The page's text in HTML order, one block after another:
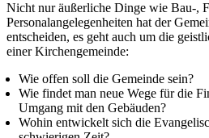
Nicht nur äußerliche Dinge wie Bau-,
Personalangelegenheiten hat der
entscheiden, es geht auch um die
einer Kirchengemeinde:
Wie offen soll die Gemeinde sein?
Wie findet man neue Wege für die
Umgang mit den Gebäuden?
Wohin entwickelt sich die